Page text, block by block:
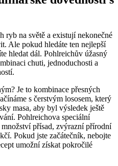
ryb na světě a existují nekonečné
Ale pokud hledáte ten nejlepší
hledat dál. Pohlreichův úžasný
chuti, jednoduchosti a
Je to kombinace přesných
s čerstvým lososem, který
masa, aby byl výsledek ještě
Pohlreichova speciální
přísad, zvýrazní přírodní
Pokud jste začátečník, nebojte
umožní získat pokročilé